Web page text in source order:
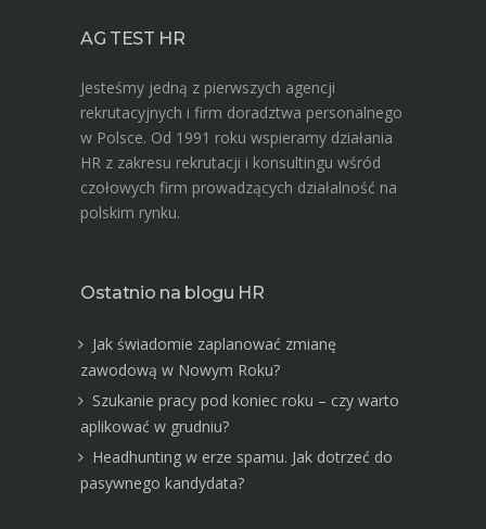
AG TEST HR
Jesteśmy jedną z pierwszych agencji
rekrutacyjnych i firm doradztwa personalnego
w Polsce. Od 1991 roku wspieramy działania
HR z zakresu rekrutacji i konsultingu wśród
czołowych firm prowadzących działalność na
polskim rynku.
Ostatnio na blogu HR
Jak świadomie zaplanować zmianę
zawodową w Nowym Roku?
Szukanie pracy pod koniec roku – czy warto
aplikować w grudniu?
Headhunting w erze spamu. Jak dotrzeć do
pasywnego kandydata?